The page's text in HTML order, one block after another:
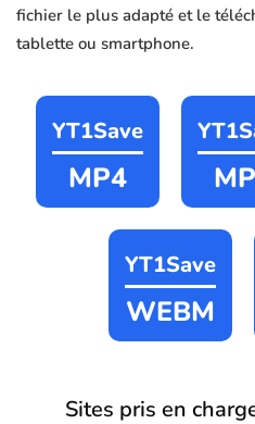
fichier le plus adapté et le
tablette ou smartphone.
YT1Save
MP4
YT1Save
WEBM
Sites pris en